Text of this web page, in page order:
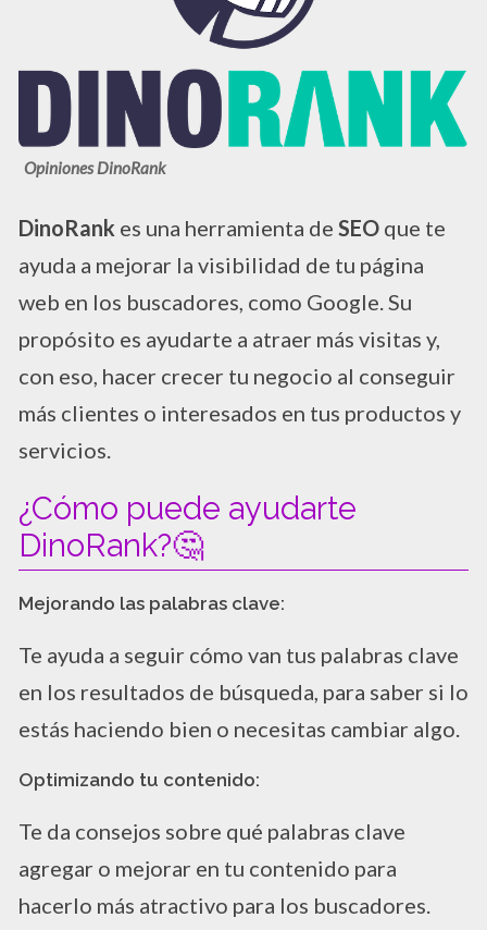
Opiniones DinoRank
DinoRank es una herramienta de SEO que te
ayuda a mejorar la visibilidad de tu página
web en los buscadores, como Google. Su
propósito es ayudarte a atraer más visitas y,
con eso, hacer crecer tu negocio al conseguir
más clientes o interesados en tus productos y
servicios.
¿Cómo puede ayudarte
DinoRank?🤔
Mejorando las palabras clave:
Te ayuda a seguir cómo van tus palabras clave
en los resultados de búsqueda, para saber si lo
estás haciendo bien o necesitas cambiar algo.
Optimizando tu contenido:
Te da consejos sobre qué palabras clave
agregar o mejorar en tu contenido para
hacerlo más atractivo para los buscadores.